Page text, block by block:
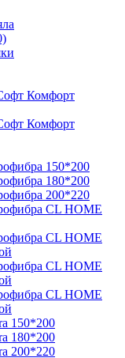
Комфорт
Комфорт
150*200
180*200
200*220
CL HOME
CL HOME
CL HOME
CL HOME
150*200
180*200
200*220